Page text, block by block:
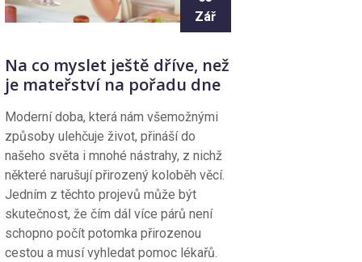
Zář
Na co myslet ještě dříve, než
je mateřství na pořadu dne
Moderní doba, která nám všemožnými
způsoby ulehčuje život, přináší do
našeho světa i mnohé nástrahy, z nichž
některé narušují přirozený koloběh věcí.
Jedním z těchto projevů může být
skutečnost, že čím dál více párů není
schopno počít potomka přirozenou
cestou a musí vyhledat pomoc lékařů.